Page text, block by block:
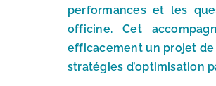
performances et les
officine. Cet
efficacement un projet
stratégies d’optimisation